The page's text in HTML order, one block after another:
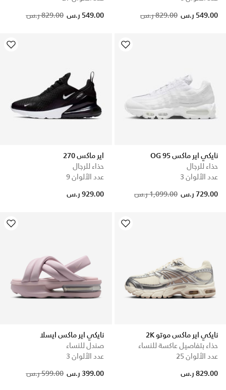
829.00 ر.س
549.00 ر.س
Price reduced from
829.00 ر.س to 549.00 ر.س
نايكي اير ماكس 95 OG
حذاء للرجال
عدد الألوان 3
1,099.00 ر.س
729.00 ر.س
اير ماكس 270
حذاء للرجال
عدد الألوان 9
929.00 ر.س
نايكي اير ماكس موتو 2K
حذاء بتفاصيل عاكسة للنساء
عدد الألوان 25
829.00 ر.س
نايكي اير ماكس ايسلا
صندل للنساء
عدد الألوان 3
Price reduced from
599.00 ر.س 399.00 ر.س